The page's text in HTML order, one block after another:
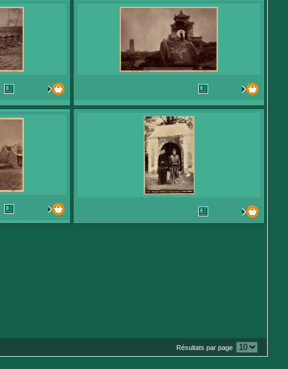
Résultats par page